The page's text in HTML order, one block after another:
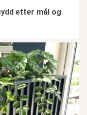
etter mål og